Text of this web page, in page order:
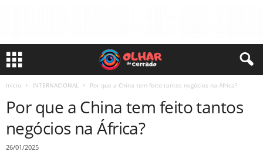
Início INTERNACIONAL Por que a China tem feito tantos negócios na África?
Por que a China tem feito tantos
negócios na África?
26/01/2025